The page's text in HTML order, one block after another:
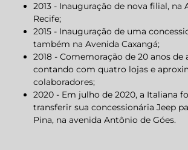
2013 - Inauguração de nova filial, na
Recife;
2015 - Inauguração de uma
também na Avenida Caxangá;
2018 - Comemoração de 20 anos de
contando com quatro lojas e
colaboradores;
2020 - Em julho de 2020, a Italiana
transferir sua concessionária Jeep
Pina, na avenida Antônio de Góes.